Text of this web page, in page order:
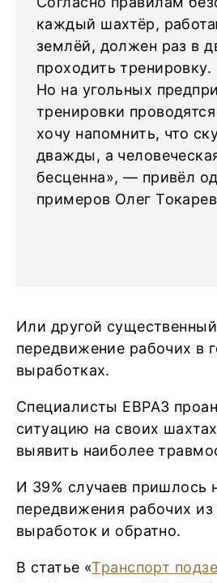
каждый шахтёр,
землёй, должен раз в
проходить тренировку.
Но на угольных
тренировки
хочу напомнить, что
дважды, а
бесценна», — привёл
примеров Олег
Или другой
передвижение рабочих в
выработках.
Специалисты ЕВРАЗ
ситуацию на своих
выявить наиболее
И 39% случаев пришлось
передвижения рабочих из
выработок и обратно.
В статье «Транспорт